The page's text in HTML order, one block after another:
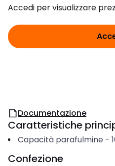
Accedi per visualizzare
Documentazione
Caratteristiche
Capacità parafulmine -
Confezione